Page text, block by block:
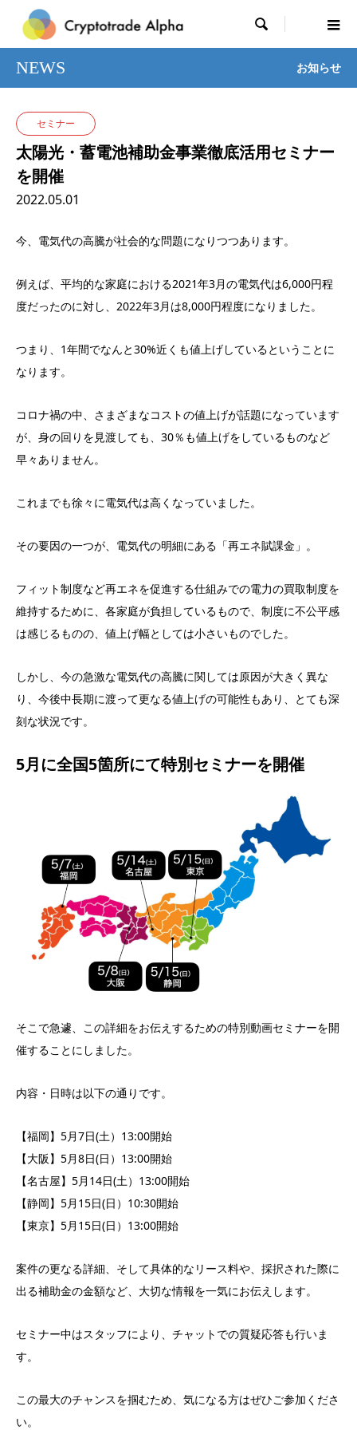

NEWS お知らせ
セミナー
太陽光・蓄電池補助金事業徹底活用セミナー
を開催
2022.05.01
今、電気代の高騰が社会的な問題になりつつあります。
例えば、平均的な家庭における2021年3月の電気代は6,000円程
度だったのに対し、2022年3月は8,000円程度になりました。
つまり、1年間でなんと30%近くも値上げしているということに
なります。
コロナ禍の中、さまざまなコストの値上げが話題になっています
が、身の回りを見渡しても、30％も値上げをしているものなど
早々ありません。
これまでも徐々に電気代は高くなっていました。
その要因の一つが、電気代の明細にある「再エネ賦課金」。
フィット制度など再エネを促進する仕組みでの電力の買取制度を
維持するために、各家庭が負担しているもので、制度に不公平感
は感じるものの、値上げ幅としては小さいものでした。
しかし、今の急激な電気代の高騰に関しては原因が大きく異な
り、今後中長期に渡って更なる値上げの可能性もあり、とても深
刻な状況です。
5月に全国5箇所にて特別セミナーを開催
そこで急遽、この詳細をお伝えするための特別動画セミナーを開
催することにしました。
内容・日時は以下の通りです。
【福岡】5月7日(土）13:00開始
【大阪】5月8日(日）13:00開始
【名古屋】5月14日(土）13:00開始
【静岡】5月15日(日）10:30開始
【東京】5月15日(日）13:00開始
案件の更なる詳細、そして具体的なリース料や、採択された際に
出る補助金の金額など、大切な情報を一気にお伝えします。
セミナー中はスタッフにより、チャットでの質疑応答も行いま
す。
この最大のチャンスを掴むため、気になる方はぜひご参加くださ
い。